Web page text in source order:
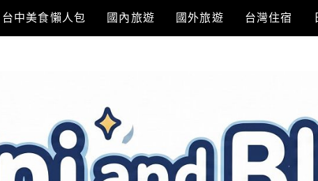
台中美食懶人包 國內旅遊 國外旅遊 台灣住宿